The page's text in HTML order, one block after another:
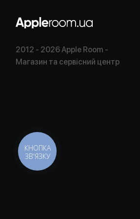
2012 - 2026 Apple Room -
Магазин та сервісний центр
КНОПКА
ЗВ'ЯЗКУ